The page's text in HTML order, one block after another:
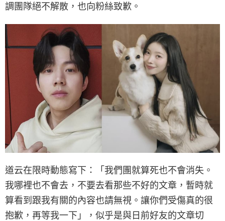
調團隊絕不解散，也向粉絲致歉。
道云在限時動態寫下：「我們團就算死也不會消失。
我哪裡也不會去，不要去看那些不好的文章，暫時就
算看到跟我有關的內容也請無視。讓你們受傷真的很
抱歉，再等我一下」，似乎是與日前好友的文章切